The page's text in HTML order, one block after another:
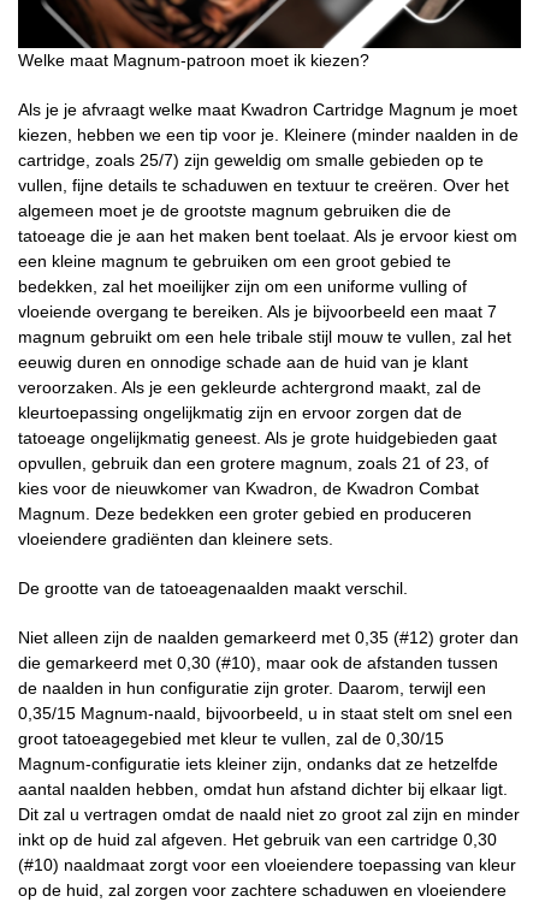
Welke maat Magnum-patroon moet ik kiezen?
Als je je afvraagt ​​welke maat Kwadron Cartridge Magnum je moet
kiezen, hebben we een tip voor je. Kleinere (minder naalden in de
cartridge, zoals 25/7) zijn geweldig om smalle gebieden op te
vullen, fijne details te schaduwen en textuur te creëren. Over het
algemeen moet je de grootste magnum gebruiken die de
tatoeage die je aan het maken bent toelaat. Als je ervoor kiest om
een ​​kleine magnum te gebruiken om een ​​groot gebied te
bedekken, zal het moeilijker zijn om een ​​uniforme vulling of
vloeiende overgang te bereiken. Als je bijvoorbeeld een maat 7
magnum gebruikt om een ​​hele tribale stijl mouw te vullen, zal het
eeuwig duren en onnodige schade aan de huid van je klant
veroorzaken. Als je een gekleurde achtergrond maakt, zal de
kleurtoepassing ongelijkmatig zijn en ervoor zorgen dat de
tatoeage ongelijkmatig geneest. Als je grote huidgebieden gaat
opvullen, gebruik dan een grotere magnum, zoals 21 of 23, of
kies voor de nieuwkomer van Kwadron, de Kwadron Combat
Magnum. Deze bedekken een groter gebied en produceren
vloeiendere gradiënten dan kleinere sets.
De grootte van de tatoeagenaalden maakt verschil.
Niet alleen zijn de naalden gemarkeerd met 0,35 (#12) groter dan
die gemarkeerd met 0,30 (#10), maar ook de afstanden tussen
de naalden in hun configuratie zijn groter. Daarom, terwijl een
0,35/15 Magnum-naald, bijvoorbeeld, u in staat stelt om snel een
groot tatoeagegebied met kleur te vullen, zal de 0,30/15
Magnum-configuratie iets kleiner zijn, ondanks dat ze hetzelfde
aantal naalden hebben, omdat hun afstand dichter bij elkaar ligt.
Dit zal u vertragen omdat de naald niet zo groot zal zijn en minder
inkt op de huid zal afgeven. Het gebruik van een cartridge 0,30
(#10) naaldmaat zorgt voor een vloeiendere toepassing van kleur
op de huid, zal zorgen voor zachtere schaduwen en vloeiendere